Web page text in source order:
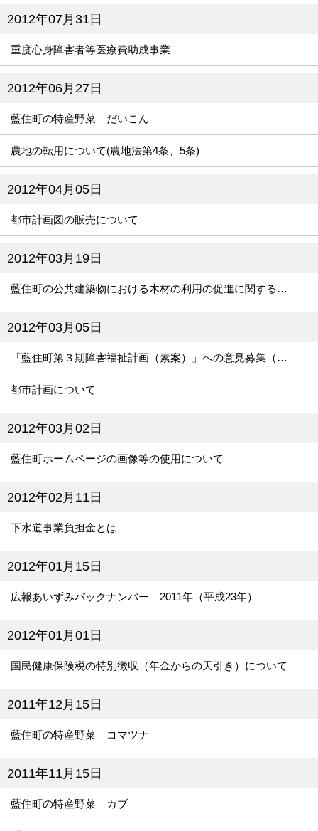
2012年07月31日
重度心身障害者等医療費助成事業
2012年06月27日
藍住町の特産野菜 だいこん
農地の転用について(農地法第4条、5条)
2012年04月05日
都市計画図の販売について
2012年03月19日
藍住町の公共建築物における木材の利用の促進に関する方針
2012年03月05日
「藍住町第３期障害福祉計画（素案）」への意見募集（パブリックコメント）の結果報告
都市計画について
2012年03月02日
藍住町ホームページの画像等の使用について
2012年02月11日
下水道事業負担金とは
2012年01月15日
広報あいずみバックナンバー 2011年（平成23年）
2012年01月01日
国民健康保険税の特別徴収（年金からの天引き）について
2011年12月15日
藍住町の特産野菜 コマツナ
2011年11月15日
藍住町の特産野菜 カブ